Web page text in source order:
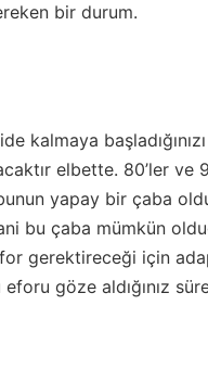
bir durum.
kalmaya
elbette. 80’ler ve
yapay bir çaba
bu çaba mümkün
gerektireceği için
göze aldığınız